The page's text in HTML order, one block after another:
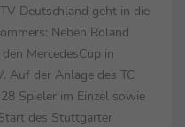
Deutschland geht in die
Neben Roland
MercedesCup in
Auf der Anlage des TC
Spieler im Einzel sowie
des Stuttgarter